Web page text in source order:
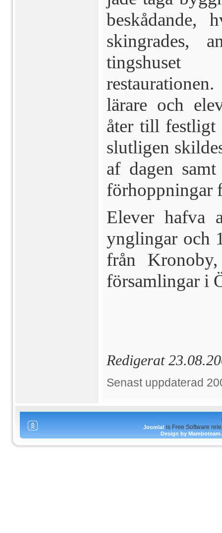
be­skådande,
skingrades,
tingshuset
lärare och
åter till festligt
slutligen
af dagen
förhopp­ningar
Elever hafva
ynglingar och
från
försam­lingar i
Redigerat
Senast uppdaterad
Joomla! is Free Software
Design by